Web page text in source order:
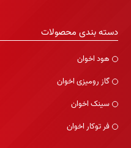
دسته بندی محصولات
هود اخوان
گاز رومیزی اخوان
سینک اخوان
فر توکار اخوان